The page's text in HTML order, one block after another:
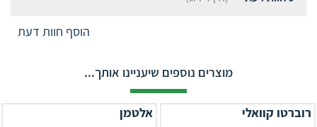
הוסף חוות דעת
מוצרים נוספים שיעניינו אותך...
רוברטו קוואלי אלטמן